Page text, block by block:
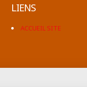
LIENS
ACCUEIL SITE